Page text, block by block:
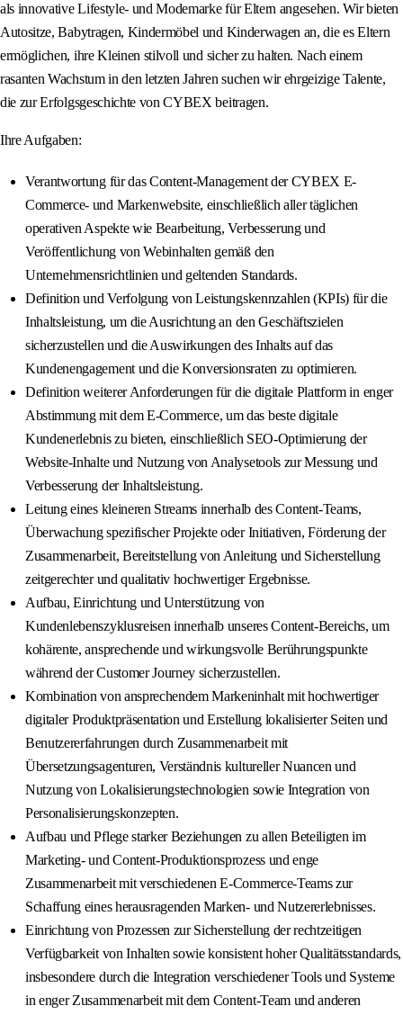
als innovative Lifestyle- und Modemarke für Eltern angesehen. Wir bieten
Autositze, Babytragen, Kindermöbel und Kinderwagen an, die es Eltern
ermöglichen, ihre Kleinen stilvoll und sicher zu halten. Nach einem
rasanten Wachstum in den letzten Jahren suchen wir ehrgeizige Talente,
die zur Erfolgsgeschichte von CYBEX beitragen.
Ihre Aufgaben:
Verantwortung für das Content-Management der CYBEX E-
Commerce- und Markenwebsite, einschließlich aller täglichen
operativen Aspekte wie Bearbeitung, Verbesserung und
Veröffentlichung von Webinhalten gemäß den
Unternehmensrichtlinien und geltenden Standards.
Definition und Verfolgung von Leistungskennzahlen (KPIs) für die
Inhaltsleistung, um die Ausrichtung an den Geschäftszielen
sicherzustellen und die Auswirkungen des Inhalts auf das
Kundenengagement und die Konversionsraten zu optimieren.
Definition weiterer Anforderungen für die digitale Plattform in enger
Abstimmung mit dem E-Commerce, um das beste digitale
Kundenerlebnis zu bieten, einschließlich SEO-Optimierung der
Website-Inhalte und Nutzung von Analysetools zur Messung und
Verbesserung der Inhaltsleistung.
Leitung eines kleineren Streams innerhalb des Content-Teams,
Überwachung spezifischer Projekte oder Initiativen, Förderung der
Zusammenarbeit, Bereitstellung von Anleitung und Sicherstellung
zeitgerechter und qualitativ hochwertiger Ergebnisse.
Aufbau, Einrichtung und Unterstützung von
Kundenlebenszyklusreisen innerhalb unseres Content-Bereichs, um
kohärente, ansprechende und wirkungsvolle Berührungspunkte
während der Customer Journey sicherzustellen.
Kombination von ansprechendem Markeninhalt mit hochwertiger
digitaler Produktpräsentation und Erstellung lokalisierter Seiten und
Benutzererfahrungen durch Zusammenarbeit mit
Übersetzungsagenturen, Verständnis kultureller Nuancen und
Nutzung von Lokalisierungstechnologien sowie Integration von
Personalisierungskonzepten.
Aufbau und Pflege starker Beziehungen zu allen Beteiligten im
Marketing- und Content-Produktionsprozess und enge
Zusammenarbeit mit verschiedenen E-Commerce-Teams zur
Schaffung eines herausragenden Marken- und Nutzererlebnisses.
Einrichtung von Prozessen zur Sicherstellung der rechtzeitigen
Verfügbarkeit von Inhalten sowie konsistent hoher Qualitätsstandards,
insbesondere durch die Integration verschiedener Tools und Systeme
in enger Zusammenarbeit mit dem Content-Team und anderen